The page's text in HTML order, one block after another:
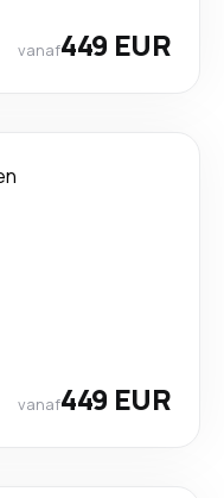
vanaf449 EUR
vanaf449 EUR